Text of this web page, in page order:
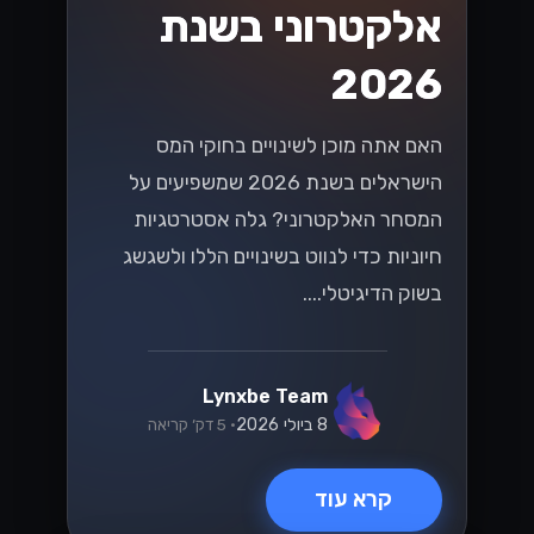
אלקטרוני בשנת
2026
האם אתה מוכן לשינויים בחוקי המס
הישראלים בשנת 2026 שמשפיעים על
המסחר האלקטרוני? גלה אסטרטגיות
חיוניות כדי לנווט בשינויים הללו ולשגשג
בשוק הדיגיטלי....
Lynxbe Team
8 ביולי 2026 • 5 דק׳ קריאה
קרא עוד